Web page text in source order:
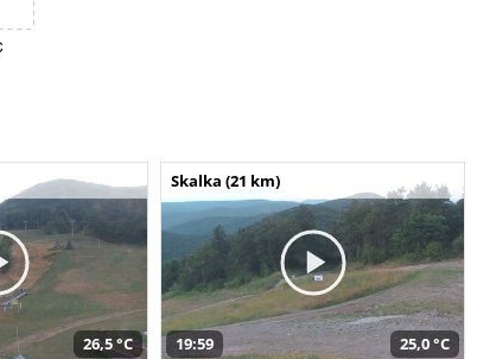
26,5 °C
Skalka (21 km)
19:59 25,0 °C